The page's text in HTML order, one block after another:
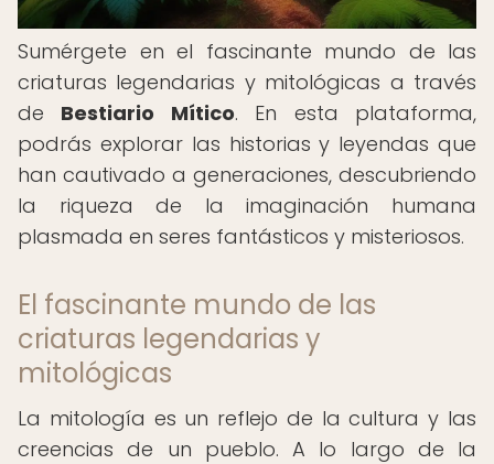
Sumérgete en el fascinante mundo de las
criaturas legendarias y mitológicas a través
de Bestiario Mítico. En esta plataforma,
podrás explorar las historias y leyendas que
han cautivado a generaciones, descubriendo
la riqueza de la imaginación humana
plasmada en seres fantásticos y misteriosos.
El fascinante mundo de las
criaturas legendarias y
mitológicas
La mitología es un reflejo de la cultura y las
creencias de un pueblo. A lo largo de la